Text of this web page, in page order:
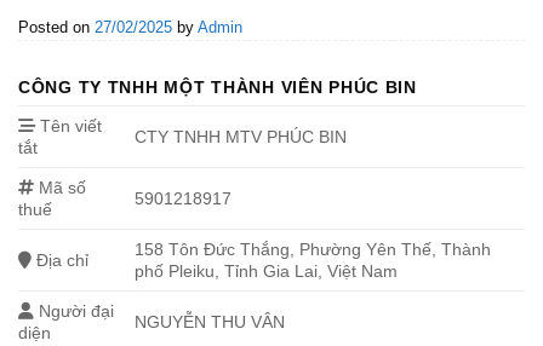
Posted on 27/02/2025 by Admin
CÔNG TY TNHH MỘT THÀNH VIÊN PHÚC BIN
Tên viết
tắt
CTY TNHH MTV PHÚC BIN
Mã số
thuế
5901218917
Địa chỉ
158 Tôn Đức Thắng, Phường Yên Thế, Thành
phố Pleiku, Tỉnh Gia Lai, Việt Nam
Người đại
diện
NGUYỄN THU VÂN